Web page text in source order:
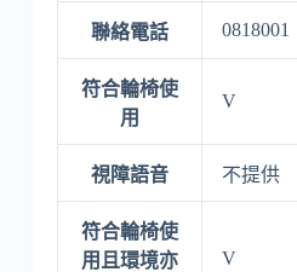
聯絡電話 0818001
符合輪椅使
用
V
視障語音 不提供
符合輪椅使
用且環境亦
V